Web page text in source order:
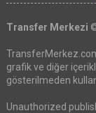
Transfer Merkezi
grafik ve diğer
gösterilmeden
Unauthorized